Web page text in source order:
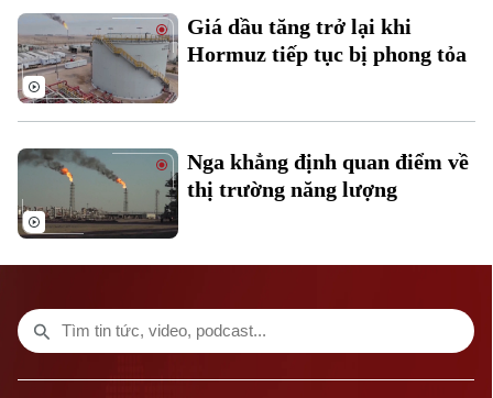
Tòa soạn
0865.116.699 (hotline) 0865.116.699
Giá dầu tăng trở lại khi
Hormuz tiếp tục bị phong tỏa
Nga khẳng định quan điểm về
thị trường năng lượng